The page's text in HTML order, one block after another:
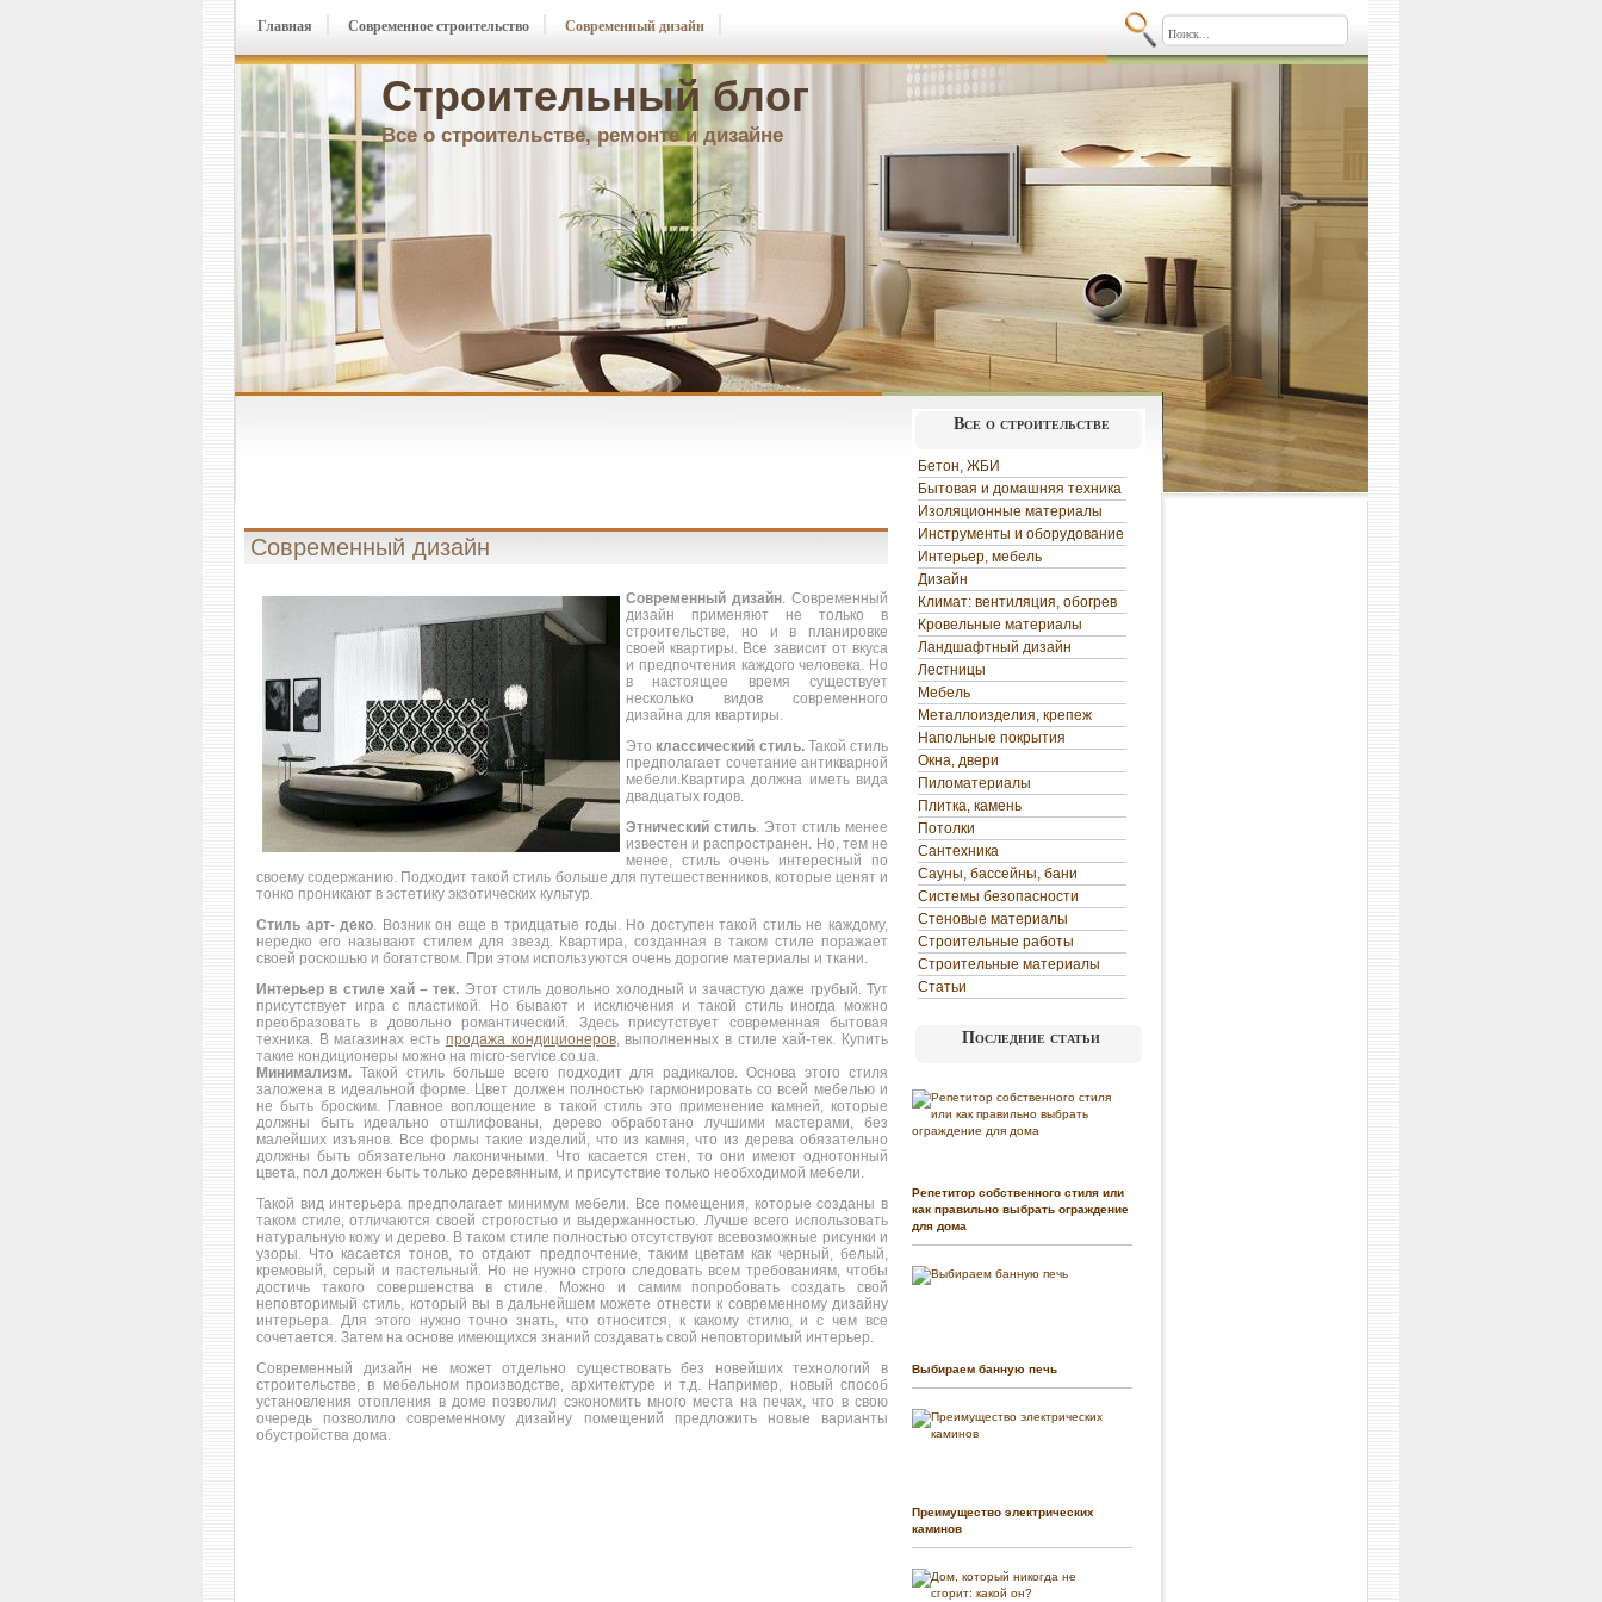
Строительный блог
Все о строительстве, ремонте и дизайне
Главная Современное строительство Современный дизайн
Современный дизайн
Современный дизайн. Современный
дизайн применяют не только в
строительстве, но и в планировке
своей квартиры. Все зависит от вкуса
и предпочтения каждого человека. Но
в настоящее время существует
несколько видов современного
дизайна для квартиры.
Это классический стиль.Такой стиль
предполагает сочетание антикварной
мебели.Квартира должна иметь вида
двадцатых годов.
Этнический стиль. Этот стиль менее
известен и распространен. Но, тем не
менее, стиль очень интересный по
своему содержанию. Подходит такой стиль больше для путешественников, которые ценят и
тонко проникают в эстетику экзотических культур.
Стиль арт- деко. Возник он еще в тридцатые годы. Но доступен такой стиль не каждому,
нередко его называют стилем для звезд. Квартира, созданная в таком стиле поражает
своей роскошью и богатством. При этом используются очень дорогие материалы и ткани.
Интерьер в стиле хай – тек. Этот стиль довольно холодный и зачастую даже грубый. Тут
присутствует игра с пластикой. Но бывают и исключения и такой стиль иногда можно
преобразовать в довольно романтический. Здесь присутствует современная бытовая
техника. В магазинах есть продажа кондиционеров, выполненных в стиле хай-тек. Купить
такие кондиционеры можно на micro-service.co.ua.
Минимализм. Такой стиль больше всего подходит для радикалов. Основа этого стиля
заложена в идеальной форме. Цвет должен полностью гармонировать со всей мебелью и
не быть броским. Главное воплощение в такой стиль это применение камней, которые
должны быть идеально отшлифованы, дерево обработано лучшими мастерами, без
малейших изъянов. Все формы такие изделий, что из камня, что из дерева обязательно
должны быть обязательно лаконичными. Что касается стен, то они имеют однотонный
цвета, пол должен быть только деревянным, и присутствие только необходимой мебели.
Такой вид интерьера предполагает минимум мебели. Все помещения, которые созданы в
таком стиле, отличаются своей строгостью и выдержанностью. Лучше всего использовать
натуральную кожу и дерево. В таком стиле полностью отсутствуют всевозможные рисунки и
узоры. Что касается тонов, то отдают предпочтение, таким цветам как черный, белый,
кремовый, серый и пастельный. Но не нужно строго следовать всем требованиям, чтобы
достичь такого совершенства в стиле. Можно и самим попробовать создать свой
неповторимый стиль, который вы в дальнейшем можете отнести к современному дизайну
интерьера. Для этого нужно точно знать, что относится, к какому стилю, и с чем все
сочетается. Затем на основе имеющихся знаний создавать свой неповторимый интерьер.
Современный дизайн не может отдельно существовать без новейших технологий в
строительстве, в мебельном производстве, архитектуре и т.д. Например, новый способ
установления отопления в доме позволил сэкономить много места на печах, что в свою
очередь позволило современному дизайну помещений предложить новые варианты
обустройства дома.
Все о строительстве
Бетон, ЖБИ
Бытовая и домашняя техника
Изоляционные материалы
Инструменты и оборудование
Интерьер, мебель
Дизайн
Климат: вентиляция, обогрев
Кровельные материалы
Ландшафтный дизайн
Лестницы
Мебель
Металлоизделия, крепеж
Напольные покрытия
Окна, двери
Пиломатериалы
Плитка, камень
Потолки
Сантехника
Сауны, бассейны, бани
Системы безопасности
Стеновые материалы
Строительные работы
Строительные материалы
Статьи
Последние статьи
Репетитор собственного стиля или
как правильно выбрать ограждение
для дома
Выбираем банную печь
Преимущество электрических
каминов